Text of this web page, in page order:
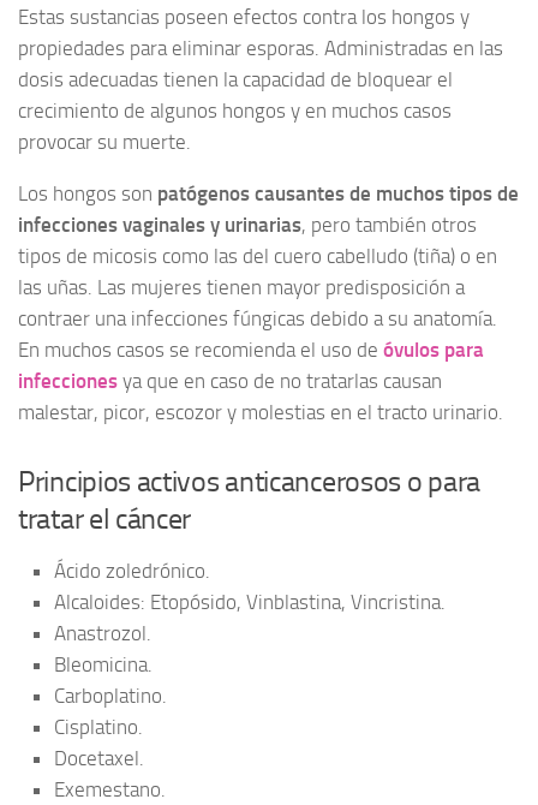
Estas sustancias poseen efectos contra los hongos y
propiedades para eliminar esporas. Administradas en las
dosis adecuadas tienen la capacidad de bloquear el
crecimiento de algunos hongos y en muchos casos
provocar su muerte.
Los hongos son patógenos causantes de muchos tipos de
infecciones vaginales y urinarias, pero también otros
tipos de micosis como las del cuero cabelludo (tiña) o en
las uñas. Las mujeres tienen mayor predisposición a
contraer una infecciones fúngicas debido a su anatomía.
En muchos casos se recomienda el uso de óvulos para
infecciones ya que en caso de no tratarlas causan
malestar, picor, escozor y molestias en el tracto urinario.
Principios activos anticancerosos o para
tratar el cáncer
Ácido zoledrónico.
Alcaloides: Etopósido, Vinblastina, Vincristina.
Anastrozol.
Bleomicina.
Carboplatino.
Cisplatino.
Docetaxel.
Exemestano.